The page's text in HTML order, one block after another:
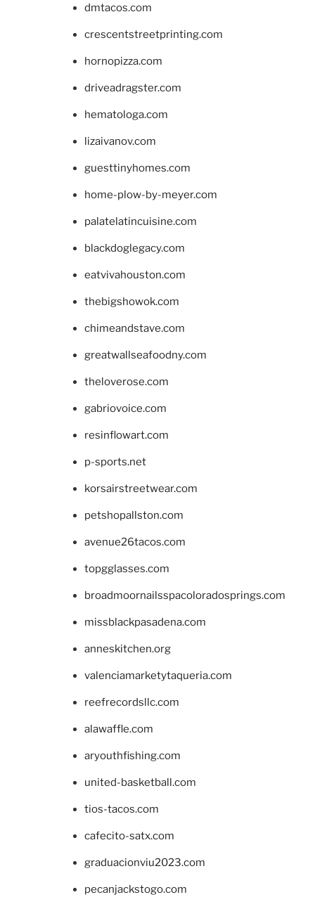
dmtacos.com
crescentstreetprinting.com
hornopizza.com
driveadragster.com
hematologa.com
lizaivanov.com
guesttinyhomes.com
home-plow-by-meyer.com
palatelatincuisine.com
blackdoglegacy.com
eatvivahouston.com
thebigshowok.com
chimeandstave.com
greatwallseafoodny.com
theloverose.com
gabriovoice.com
resinflowart.com
p-sports.net
korsairstreetwear.com
petshopallston.com
avenue26tacos.com
topgglasses.com
broadmoornailsspacoloradosprings.com
missblackpasadena.com
anneskitchen.org
valenciamarketytaqueria.com
reefrecordsllc.com
alawaffle.com
aryouthfishing.com
united-basketball.com
tios-tacos.com
cafecito-satx.com
graduacionviu2023.com
pecanjackstogo.com